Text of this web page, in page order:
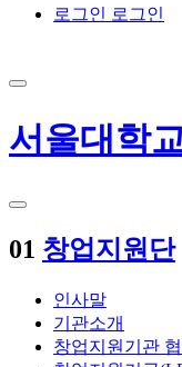
로그인 로그인
서울대학
01 창업지원단
인사말
기관소개
창업지원기관